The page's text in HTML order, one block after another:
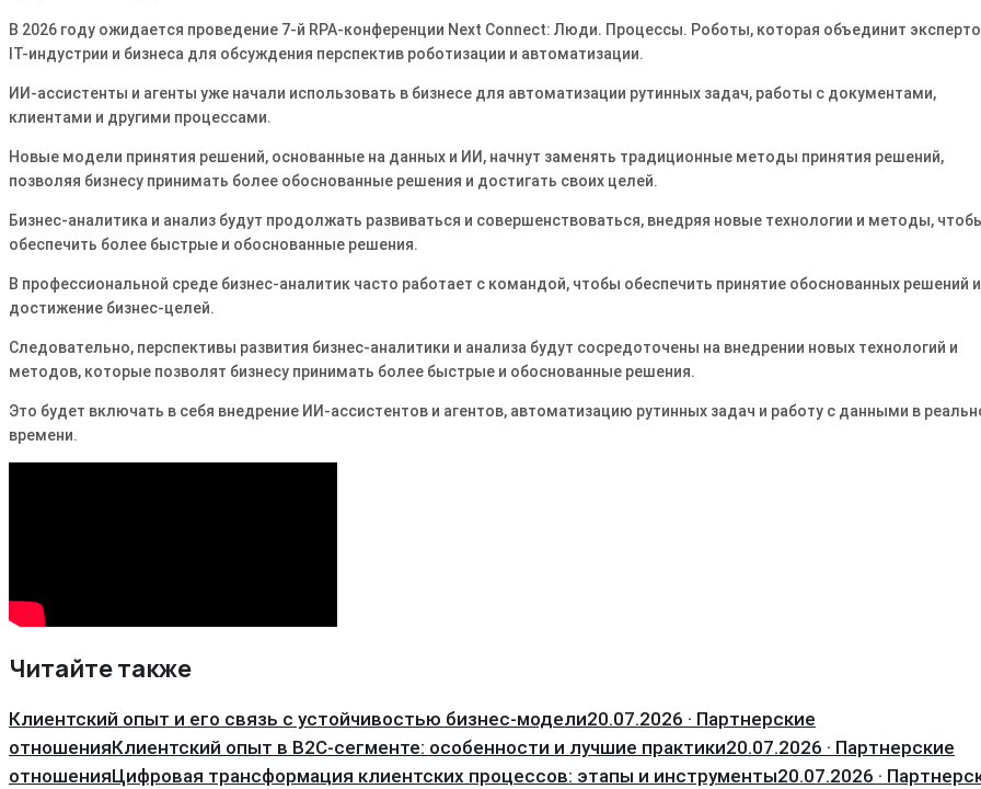
В 2026 году ожидается проведение 7-й RPA-конференции Next Connect: Люди. Процессы. Роботы, которая объединит
IT-индустрии и бизнеса для обсуждения перспектив роботизации и автоматизации.
ИИ-ассистенты и агенты уже начали использовать в бизнесе для автоматизации рутинных задач, работы с документами,
клиентами и другими процессами.
Новые модели принятия решений, основанные на данных и ИИ, начнут заменять традиционные методы принятия решений,
позволяя бизнесу принимать более обоснованные решения и достигать своих целей.
Бизнес-аналитика и анализ будут продолжать развиваться и совершенствоваться, внедряя новые технологии и методы,
обеспечить более быстрые и обоснованные решения.
В профессиональной среде бизнес-аналитик часто работает с командой, чтобы обеспечить принятие обоснованных решений и
достижение бизнес-целей.
Следовательно, перспективы развития бизнес-аналитики и анализа будут сосредоточены на внедрении новых технологий и
методов, которые позволят бизнесу принимать более быстрые и обоснованные решения.
Это будет включать в себя внедрение ИИ-ассистентов и агентов, автоматизацию рутинных задач и работу с данными в
времени.
Читайте также
Клиентский опыт и его связь с устойчивостью бизнес-модели20.07.2026 · Партнерские
отношенияКлиентский опыт в B2C-сегменте: особенности и лучшие практики20.07.2026 · Партнерские
отношенияЦифровая трансформация клиентских процессов: этапы и инструменты20.07.2026 ·